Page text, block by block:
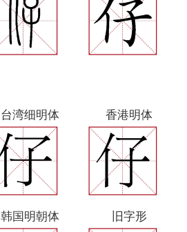
台湾细明体 香港明体
韩国明朝体 旧字形